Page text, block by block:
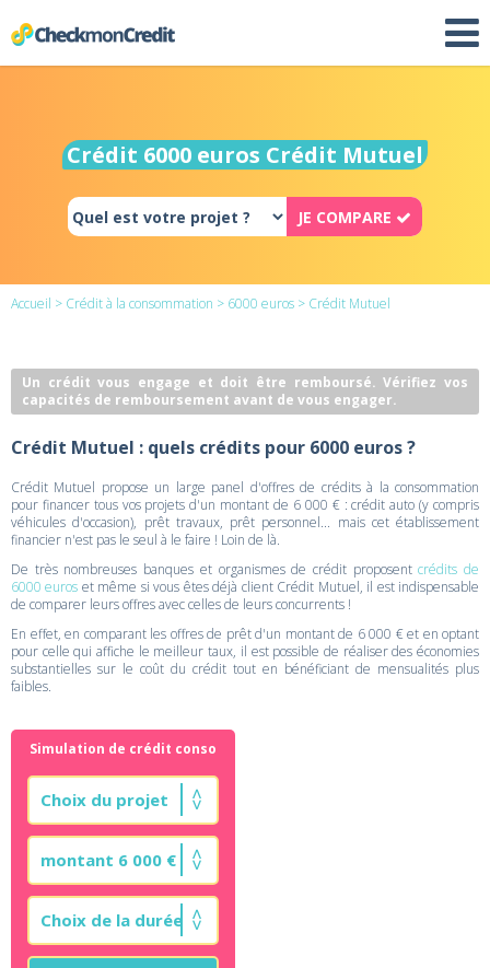
Crédit 6000 euros Crédit Mutuel
JE COMPARE
Accueil > Crédit à la consommation > 6000 euros > Crédit Mutuel
Un crédit vous engage et doit être remboursé. Vérifiez vos
capacités de remboursement avant de vous engager.
Crédit Mutuel : quels crédits pour 6000 euros ?
Crédit Mutuel propose un large panel d'offres de crédits à la consommation
pour financer tous vos projets d'un montant de 6 000 € : crédit auto (y compris
véhicules d'occasion), prêt travaux, prêt personnel... mais cet établissement
financier n'est pas le seul à le faire ! Loin de là.
De très nombreuses banques et organismes de crédit proposentcrédits de
6000 euros et même si vous êtes déjà client Crédit Mutuel, il est indispensable
de comparer leurs offres avec celles de leurs concurrents !
En effet, en comparant les offres de prêt d'un montant de 6 000 € et en optant
pour celle qui affiche le meilleur taux, il est possible de réaliser des économies
substantielles sur le coût du crédit tout en bénéficiant de mensualités plus
faibles.
Simulation de crédit conso